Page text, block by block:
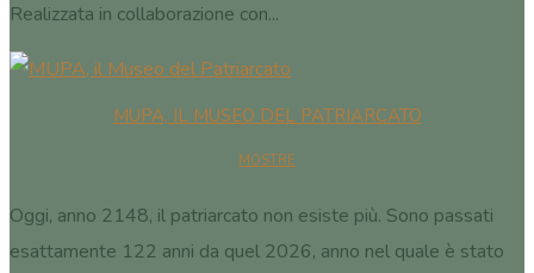
Realizzata in collaborazione con...
MUPA, IL MUSEO DEL PATRIARCATO
MOSTRE
Oggi, anno 2148, il patriarcato non esiste più. Sono passati
esattamente 122 anni da quel 2026, anno nel quale è stato